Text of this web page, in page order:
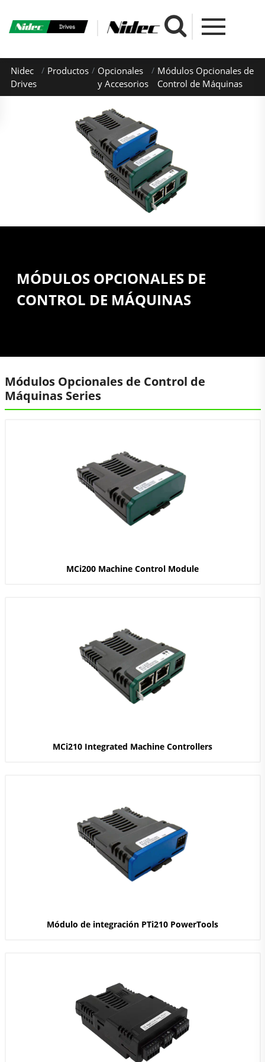
Nidec
Drives
Productos
Opcionales
y Accesorios
Módulos Opcionales de
Control de Máquinas
MÓDULOS OPCIONALES DE
CONTROL DE MÁQUINAS
Módulos Opcionales de Control de
Máquinas Series
MCi200 Machine Control Module
MCi210 Integrated Machine Controllers
Módulo de integración PTi210 PowerTools